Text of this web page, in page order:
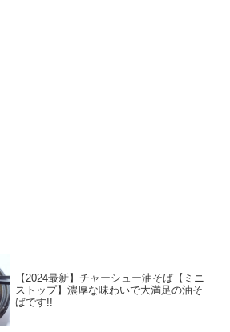
【2024最新】チャーシュー油そば【ミニ
ストップ】濃厚な味わいで大満足の油そ
ばです!!